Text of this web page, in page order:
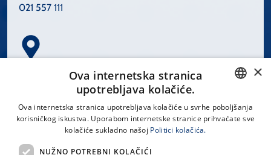
021 557 111
Spinčićeva 1, 21000 Split
CROATIAN
×
Ova internetska stranica
upotrebljava kolačiće.
Ova internetska stranica upotrebljava kolačiće u svrhe poboljšanja
korisničkog iskustva. Uporabom internetske stranice prihvaćate sve
kolačiće sukladno našoj Politici kolačića.
NUŽNO POTREBNI KOLAČIĆI